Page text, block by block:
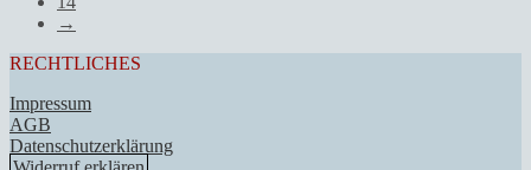
→
RECHTLICHES
Impressum
AGB
Datenschutzerklärung